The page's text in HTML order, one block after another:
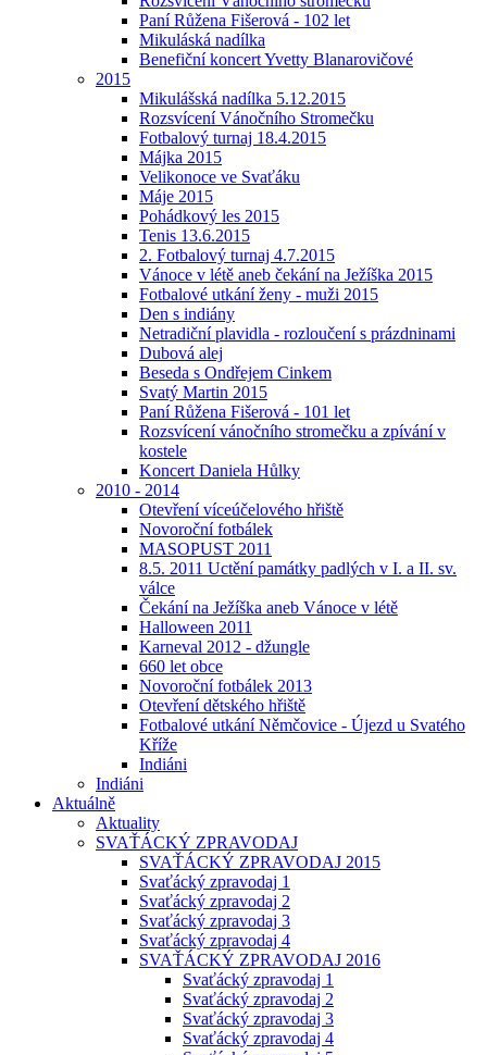
Paní Růžena Fišerová - 102 let
Mikuláská nadílka
Benefiční koncert Yvetty Blanarovičové
2015
Mikulášská nadílka 5.12.2015
Rozsvícení Vánočního Stromečku
Fotbalový turnaj 18.4.2015
Májka 2015
Velikonoce ve Svaťáku
Máje 2015
Pohádkový les 2015
Tenis 13.6.2015
2. Fotbalový turnaj 4.7.2015
Vánoce v létě aneb čekání na Ježíška 2015
Fotbalové utkání ženy - muži 2015
Den s indiány
Netradiční plavidla - rozloučení s prázdninami
Dubová alej
Beseda s Ondřejem Cinkem
Svatý Martin 2015
Paní Růžena Fišerová - 101 let
Rozsvícení vánočního stromečku a zpívání v
kostele
Koncert Daniela Hůlky
2010 - 2014
Otevření víceúčelového hřiště
Novoroční fotbálek
MASOPUST 2011
8.5. 2011 Uctění památky padlých v I. a II. sv.
válce
Čekání na Ježíška aneb Vánoce v létě
Halloween 2011
Karneval 2012 - džungle
660 let obce
Novoroční fotbálek 2013
Otevření dětského hřiště
Fotbalové utkání Němčovice - Újezd u Svatého
Kříže
Indiáni
Indiáni
Aktuálně
Aktuality
SVAŤÁCKÝ ZPRAVODAJ
SVAŤÁCKÝ ZPRAVODAJ 2015
Svaťácký zpravodaj 1
Svaťácký zpravodaj 2
Svaťácký zpravodaj 3
Svaťácký zpravodaj 4
SVAŤÁCKÝ ZPRAVODAJ 2016
Svaťácký zpravodaj 1
Svaťácký zpravodaj 2
Svaťácký zpravodaj 3
Svaťácký zpravodaj 4